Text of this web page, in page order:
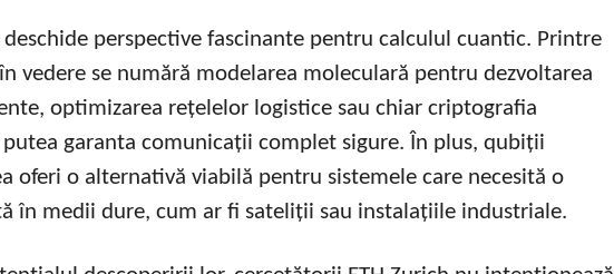
perspective fascinante pentru calculul cuantic. Printre
vedere se numără modelarea moleculară pentru dezvoltarea
optimizarea rețelelor logistice sau chiar criptografia
putea garanta comunicații complet sigure. În plus, qubiții
oferi o alternativă viabilă pentru sistemele care necesită o
în medii dure, cum ar fi sateliții sau instalațiile industriale.